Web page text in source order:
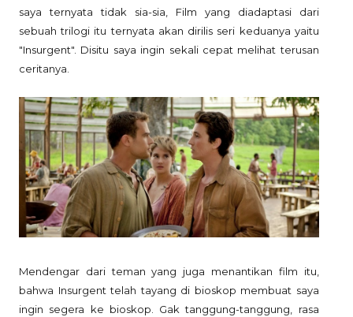
saya ternyata tidak sia-sia, Film yang diadaptasi dari
sebuah trilogi itu ternyata akan dirilis seri keduanya yaitu
"Insurgent". Disitu saya ingin sekali cepat melihat terusan
ceritanya.
Mendengar dari teman yang juga menantikan film itu,
bahwa Insurgent telah tayang di bioskop membuat saya
ingin segera ke bioskop. Gak tanggung-tanggung, rasa